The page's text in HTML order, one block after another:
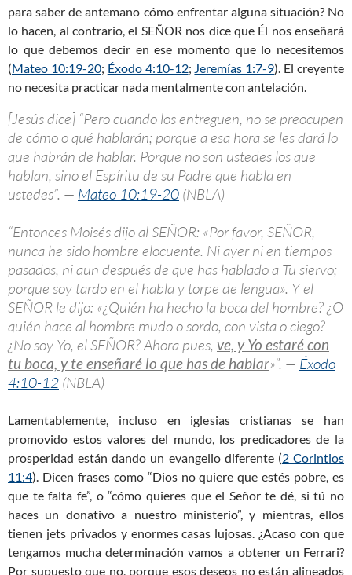
para saber de antemano cómo enfrentar alguna situación? No
lo hacen, al contrario, el SEÑOR nos dice que Él nos enseñará
lo que debemos decir en ese momento que lo necesitemos
(Mateo 10:19-20; Éxodo 4:10-12; Jeremías 1:7-9). El creyente
no necesita practicar nada mentalmente con antelación.
[Jesús dice] “Pero cuando los entreguen, no se preocupen
de cómo o qué hablarán; porque a esa hora se les dará lo
que habrán de hablar. Porque no son ustedes los que
hablan, sino el Espíritu de su Padre que habla en
ustedes”. — Mateo 10:19-20 (NBLA)
“Entonces Moisés dijo al SEÑOR: «Por favor, SEÑOR,
nunca he sido hombre elocuente. Ni ayer ni en tiempos
pasados, ni aun después de que has hablado a Tu siervo;
porque soy tardo en el habla y torpe de lengua». Y el
SEÑOR le dijo: «¿Quién ha hecho la boca del hombre? ¿O
quién hace al hombre mudo o sordo, con vista o ciego?
¿No soy Yo, el SEÑOR? Ahora pues, ve, y Yo estaré con
tu boca, y te enseñaré lo que has de hablar»”. — Éxodo
4:10-12 (NBLA)
Lamentablemente, incluso en iglesias cristianas se han
promovido estos valores del mundo, los predicadores de la
prosperidad están dando un evangelio diferente (2 Corintios
11:4). Dicen frases como “Dios no quiere que estés pobre, es
que te falta fe”, o “cómo quieres que el Señor te dé, si tú no
haces un donativo a nuestro ministerio”, y mientras, ellos
tienen jets privados y enormes casas lujosas. ¿Acaso con que
tengamos mucha determinación vamos a obtener un Ferrari?
Por supuesto que no, porque esos deseos no están alineados